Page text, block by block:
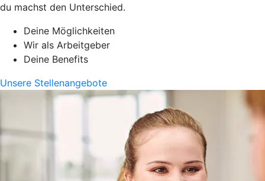
du machst den Unterschied.
Deine Möglichkeiten
Wir als Arbeitgeber
Deine Benefits
Unsere Stellenangebote